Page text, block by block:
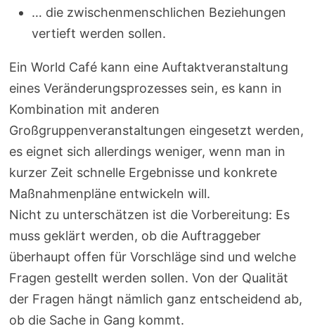
… die zwischenmenschlichen Beziehungen
vertieft werden sollen.
Ein World Café kann eine Auftaktveranstaltung
eines Veränderungsprozesses sein, es kann in
Kombination mit anderen
Großgruppenveranstaltungen eingesetzt werden,
es eignet sich allerdings weniger, wenn man in
kurzer Zeit schnelle Ergebnisse und konkrete
Maßnahmenpläne entwickeln will.
Nicht zu unterschätzen ist die Vorbereitung: Es
muss geklärt werden, ob die Auftraggeber
überhaupt offen für Vorschläge sind und welche
Fragen gestellt werden sollen. Von der Qualität
der Fragen hängt nämlich ganz entscheidend ab,
ob die Sache in Gang kommt.